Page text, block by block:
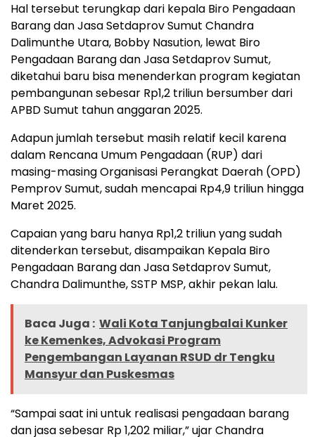
Hal tersebut terungkap dari kepala Biro Pengadaan
Barang dan Jasa Setdaprov Sumut Chandra
Dalimunthe Utara, Bobby Nasution, lewat Biro
Pengadaan Barang dan Jasa Setdaprov Sumut,
diketahui baru bisa menenderkan program kegiatan
pembangunan sebesar Rp1,2 triliun bersumber dari
APBD Sumut tahun anggaran 2025.
Adapun jumlah tersebut masih relatif kecil karena
dalam Rencana Umum Pengadaan (RUP) dari
masing-masing Organisasi Perangkat Daerah (OPD)
Pemprov Sumut, sudah mencapai Rp4,9 triliun hingga
Maret 2025.
Capaian yang baru hanya Rp1,2 triliun yang sudah
ditenderkan tersebut, disampaikan Kepala Biro
Pengadaan Barang dan Jasa Setdaprov Sumut,
Chandra Dalimunthe, SSTP MSP, akhir pekan lalu.
Baca Juga : Wali Kota Tanjungbalai Kunker
ke Kemenkes, Advokasi Program
Pengembangan Layanan RSUD dr Tengku
Mansyur dan Puskesmas
“Sampai saat ini untuk realisasi pengadaan barang
dan jasa sebesar Rp 1,202 miliar,” ujar Chandra